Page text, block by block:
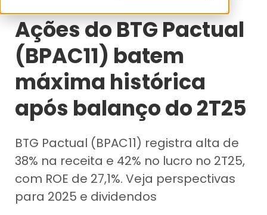
Ações do BTG Pactual
(BPAC11) batem
máxima histórica
após balanço do 2T25
BTG Pactual (BPAC11) registra alta de
38% na receita e 42% no lucro no 2T25,
com ROE de 27,1%. Veja perspectivas
para 2025 e dividendos